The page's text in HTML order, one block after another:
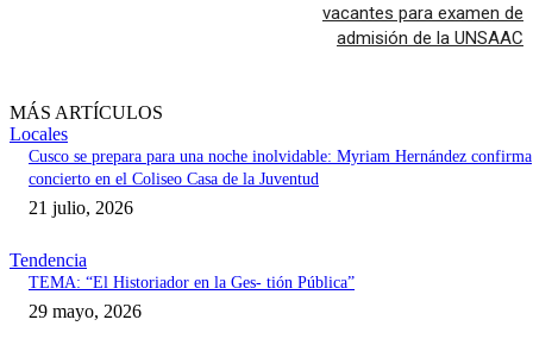
vacantes para examen de
admisión de la UNSAAC
MÁS ARTÍCULOS
Locales
Cusco se prepara para una noche inolvidable: Myriam Hernández confirma
concierto en el Coliseo Casa de la Juventud
21 julio, 2026
Tendencia
TEMA: “El Historiador en la Ges- tión Pública”
29 mayo, 2026